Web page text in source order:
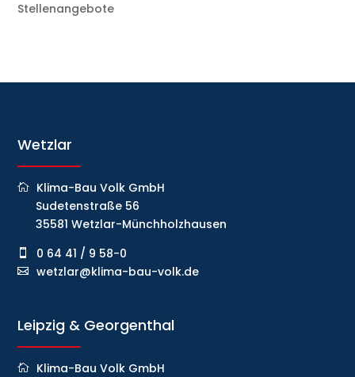
Stellenangebote
Wetzlar
Klima-Bau Volk GmbH
Sudetenstraße 56
35581 Wetzlar-Münchholzhausen
0 64 41 / 9 58-0
wetzlar@klima-bau-volk.de
Leipzig & Georgenthal
Klima-Bau Volk GmbH